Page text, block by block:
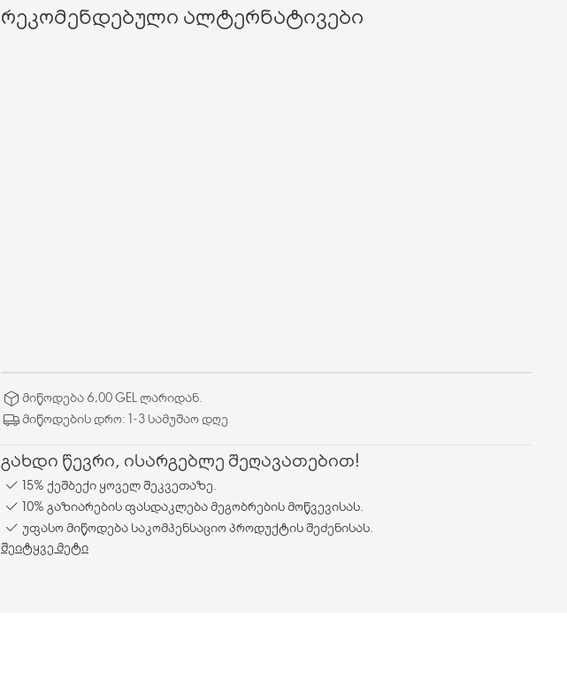
რეკომენდებული ალტერნატივები
მიწოდება 6,00 GEL ლარიდან.
მიწოდების დრო: 1-3 სამუშაო დღე
გახდი წევრი, ისარგებლე შეღავათებით!
15% ქეშბექი ყოველ შეკვეთაზე.
10% გაზიარების ფასდაკლება მეგობრების მოწვევისას.
უფასო მიწოდება საკომპენსაციო პროდუქტის შეძენისას.
შეიტყვე მეტი